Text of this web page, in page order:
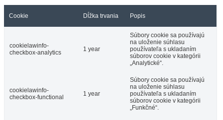
Cookie Dĺžka trvania Popis
cookielawinfo-
checkbox-analytics
1 year
Súbory cookie sa používajú
na uloženie súhlasu
používateľa s ukladaním
súborov cookie v kategórii
„Analytické“.
cookielawinfo-
checkbox-functional
1 year
Súbory cookie sa používajú
na uloženie súhlasu
používateľa s ukladaním
súborov cookie v kategórii
„Funkčné“.